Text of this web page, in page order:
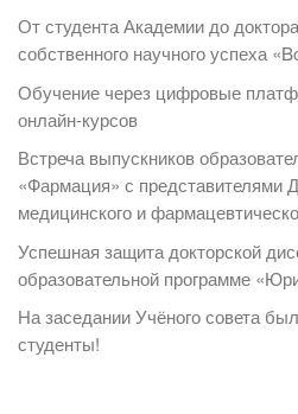
От студента Академии до
собственного научного успеха
Обучение через цифровые
онлайн-курсов
Встреча выпускников
«Фармация» с представителями
медицинского и
Успешная защита докторской
образовательной программе
На заседании Учёного совета
студенты!